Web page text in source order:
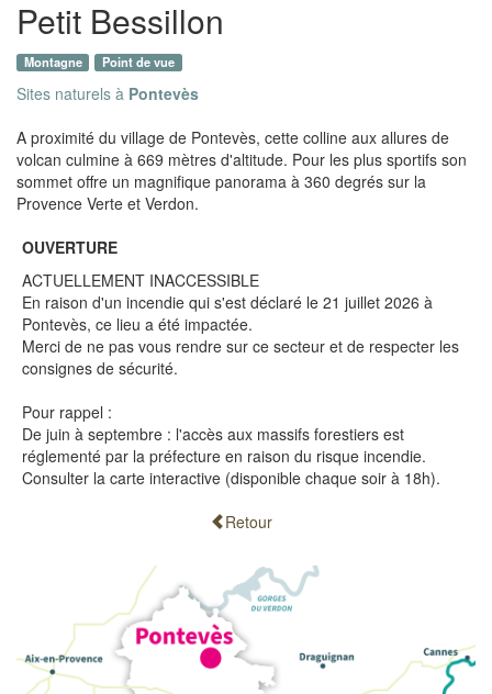
Petit Bessillon
Montagne Point de vue
Sites naturels à Pontevès
A proximité du village de Pontevès, cette colline aux allures de
volcan culmine à 669 mètres d'altitude. Pour les plus sportifs son
sommet offre un magnifique panorama à 360 degrés sur la
Provence Verte et Verdon.
OUVERTURE
ACTUELLEMENT INACCESSIBLE
En raison d'un incendie qui s'est déclaré le 21 juillet 2026 à
Pontevès, ce lieu a été impactée.
Merci de ne pas vous rendre sur ce secteur et de respecter les
consignes de sécurité.
Pour rappel :
De juin à septembre : l'accès aux massifs forestiers est
réglementé par la préfecture en raison du risque incendie.
Consulter la carte interactive (disponible chaque soir à 18h).
Retour